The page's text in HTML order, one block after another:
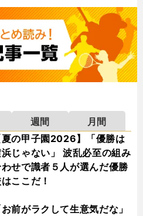
週間
月間
夏の甲子園2026】「優勝は
じゃない」 波乱必至の組み
せで識者５人が選んだ優勝
ここだ！
お前がラクして生意気だな」